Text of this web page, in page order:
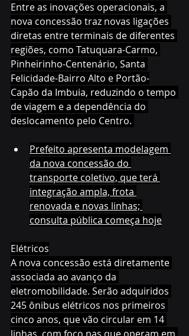
Entre as inovações operacionais, a
nova concessão traz novas ligações
diretas entre terminais de diferentes
regiões, como Tatuquara-Carmo,
Pinheirinho-Centenário, Santa
Felicidade-Bairro Alto e Portão-
Capão da Imbuia, reduzindo o tempo
de viagem e a dependência do
deslocamento pelo Centro.
Prefeito apresenta modelagem
da nova concessão do
transporte coletivo, que terá
integração ampla, frota
renovada e novas linhas;
consulta pública começa hoje
Elétricos
A nova concessão está diretamente
associada ao avanço da
eletromobilidade. Serão adquiridos
245 ônibus elétricos nos primeiros
cinco anos, que vão circular em 14